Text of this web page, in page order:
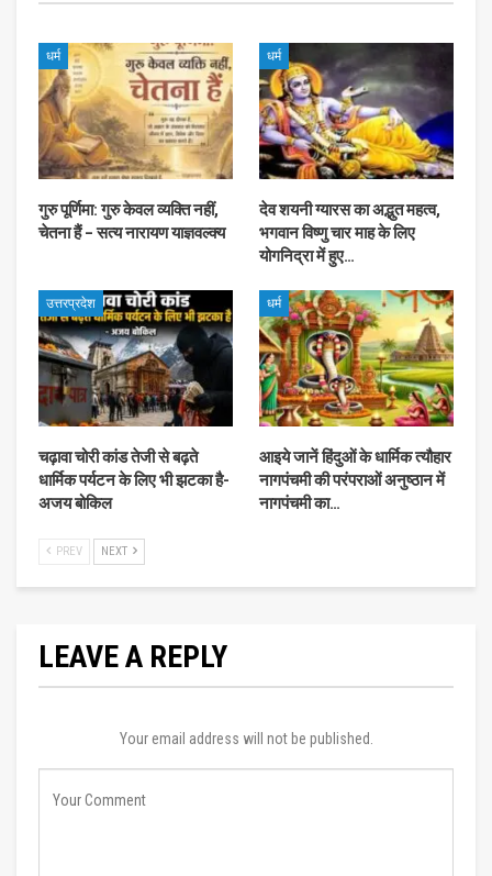
धर्म
गुरु पूर्णिमा: गुरु केवल व्यक्ति नहीं,
चेतना हैं – सत्य नारायण याज्ञवल्क्य
धर्म
देव शयनी ग्यारस का अद्भुत महत्व,
भगवान विष्णु चार माह के लिए
योगनिद्रा में हुए…
उत्तरप्रदेश
चढ़ावा चोरी कांड तेजी से बढ़ते
धार्मिक पर्यटन के लिए भी झटका है-
अजय बोकिल
धर्म
आइये जानें हिंदुओं के धार्मिक त्यौहार
नागपंचमी की परंपराओं अनुष्ठान में
नागपंचमी का…
PREV NEXT
LEAVE A REPLY
Your email address will not be published.